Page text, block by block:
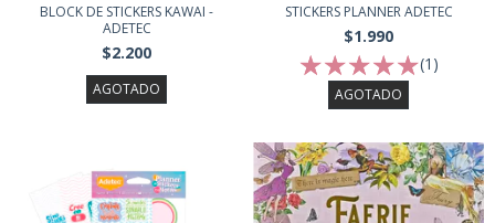
BLOCK DE STICKERS KAWAI -
ADETEC
$2.200
AGOTADO
STICKERS PLANNER ADETEC
$1.990
(1)
AGOTADO